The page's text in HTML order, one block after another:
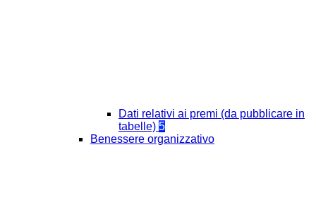
Dati relativi ai premi (da pubblicare in
tabelle) 5
Benessere organizzativo